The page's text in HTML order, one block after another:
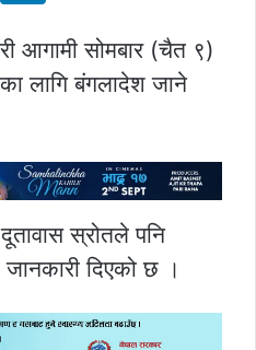
आगामी सोमबार (चैत ९)
लागि बंगलादेश जाने
स्रोतले पनि
दिएको छ ।